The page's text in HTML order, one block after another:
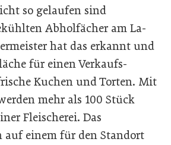
so gelaufen sind
Abholfächer am La-
hat das erkannt und
für einen Verkaufs-
Kuchen und Torten. Mit
mehr als 100 Stück
Fleischerei. Das
auf einem für den Standort